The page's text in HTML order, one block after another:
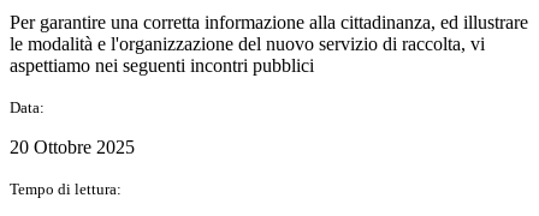
Per garantire una corretta informazione alla cittadinanza, ed illustrare
le modalità e l'organizzazione del nuovo servizio di raccolta, vi
aspettiamo nei seguenti incontri pubblici
Data:
20 Ottobre 2025
Tempo di lettura: